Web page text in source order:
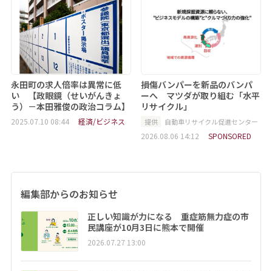
永田町の求人倍率は異常に低
い 【政眼鏡（せいがんきょ
う）－本田雅俊の政治コラム】
2025.07.10 08:44 経済/ビジネス
損傷バンパーを新品のバンパ
ーへ マツダが取り組む「水平
リサイクル」
提供 自動車リサイクル促進センター
2026.08.06 14:12 SPONSORED
編集部からのお知らせ
正しい知識が力になる 重症筋無力症の市
民講座が10月3日に熊本で開催
2026.07.27 13:00